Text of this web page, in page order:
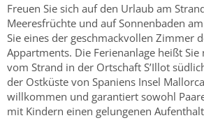
Freuen Sie sich auf den Urlaub am
Meeresfrüchte und auf Sonnenbaden
Sie eines der geschmackvollen Zimmer
Appartments. Die Ferienanlage heißt
vom Strand in der Ortschaft S’Illot
der Ostküste von Spaniens Insel
willkommen und garantiert sowohl
mit Kindern einen gelungenen